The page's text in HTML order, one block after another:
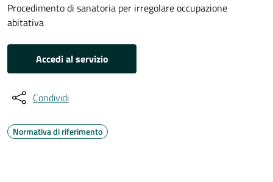
Procedimento di sanatoria per irregolare occupazione
abitativa
Accedi al servizio
Condividi
Normativa di riferimento